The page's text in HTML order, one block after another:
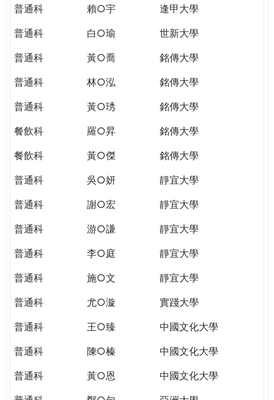
普通科
賴○宇
逢甲大學
普通科
白○瑜
世新大學
普通科
黃○喬
銘傳大學
普通科
林○泓
銘傳大學
普通科
黃○琇
銘傳大學
餐飲科
羅○昇
銘傳大學
餐飲科
黃○傑
銘傳大學
普通科
吳○妍
靜宜大學
普通科
謝○宏
靜宜大學
普通科
游○謙
靜宜大學
普通科
李○庭
靜宜大學
普通科
施○文
靜宜大學
普通科
尤○漩
實踐大學
普通科
王○臻
中國文化大學
普通科
陳○榛
中國文化大學
普通科
黃○恩
中國文化大學